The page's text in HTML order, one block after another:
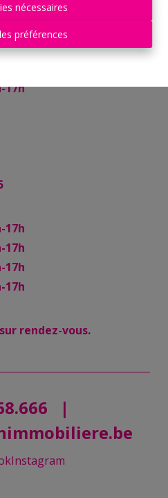
nécessaires
préférences
17h
17h
17h
17h
17h
17h
rendez-vous.
|
Instagram